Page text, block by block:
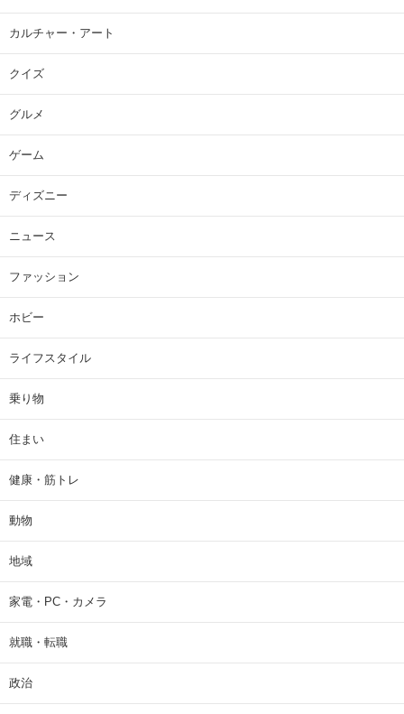
カルチャー・アート
クイズ
グルメ
ゲーム
ディズニー
ニュース
ファッション
ホビー
ライフスタイル
乗り物
住まい
健康・筋トレ
動物
地域
家電・PC・カメラ
就職・転職
政治